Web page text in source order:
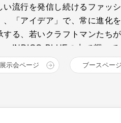
い流行を発信し続けるファッ
、「アイデア」で、常に進化
する、若いクラフトマンたち
、INDIGO BLUEの中で輝いて
、倉敷エリアの14ブランドが
届けします。
展示会ページ ブースページ